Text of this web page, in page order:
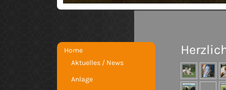
Home
Aktuelles / News
Anlage